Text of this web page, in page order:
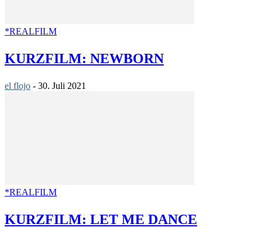
*REALFILM
KURZFILM: NEWBORN
el flojo - 30. Juli 2021
*REALFILM
KURZFILM: LET ME DANCE